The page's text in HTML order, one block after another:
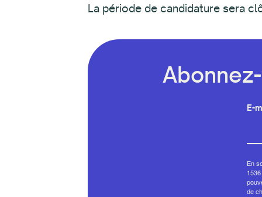
La période de candidature sera
E-
En
de